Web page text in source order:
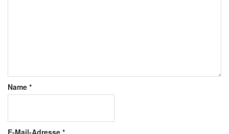
Name *
E-Mail-Adresse *